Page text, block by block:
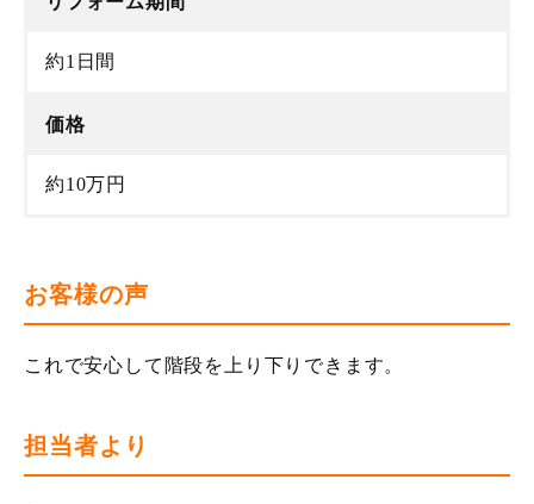
約1日間
価格
約10万円
お客様の声
これで安心して階段を上り下りできます。
担当者より